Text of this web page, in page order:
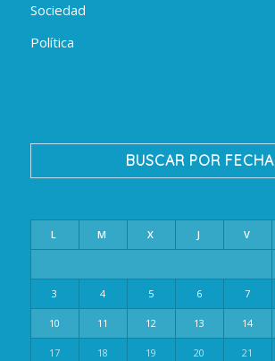
Sociedad
Política
BUSCAR POR FECHA
L M X J V
3 4 5 6 7
10 11 12 13 14
17 18 19 20 21